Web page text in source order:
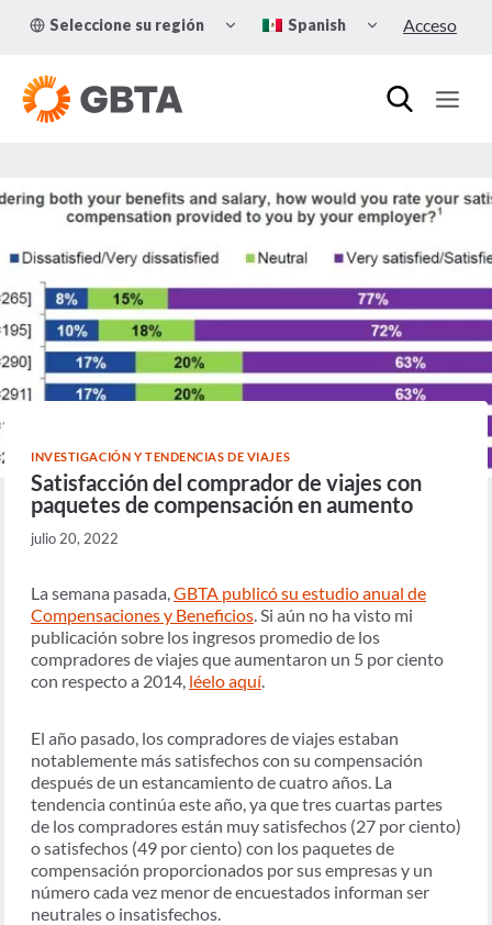
Seleccione su región
TOGGLE
CHILD
Spanish
CHILDAcceso
INVESTIGACIÓN Y TENDENCIAS DE VIAJES
Satisfacción del comprador de viajes con
paquetes de compensación en aumento
julio 20, 2022
La semana pasada, GBTA publicó su estudio anual de
Compensaciones y Beneficios . Si aún no ha visto mi
publicación sobre los ingresos promedio de los
compradores de viajes que aumentaron un 5 por ciento
con respecto a 2014, léelo aquí
El año pasado, los compradores de viajes estaban
notablemente más satisfechos con su compensación
después de un estancamiento de cuatro años. La
tendencia continúa este año, ya que tres cuartas partes
de los compradores están muy satisfechos (27 por ciento)
o satisfechos (49 por ciento) con los paquetes de
compensación proporcionados por sus empresas y un
número cada vez menor de encuestados informan ser
neutrales o insatisfechos.